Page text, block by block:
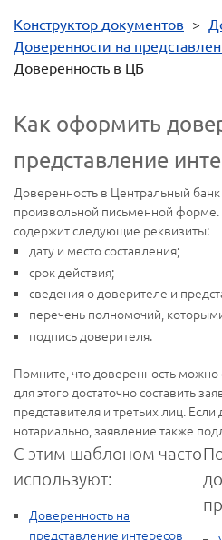
Конструктор документов >
Доверенности на
Доверенность в ЦБ
Как оформить
представление
Доверенность в Центральный банк
произвольной письменной форме.
содержит следующие реквизиты:
дату и место составления;
срок действия;
сведения о доверителе и
перечень полномочий,
подпись доверителя.
Помните, что доверенность
для этого достаточно составить
представителя и третьих лиц.
нотариально, заявление также
С этим шаблоном часто
используют:
Доверенность на
представление интересов